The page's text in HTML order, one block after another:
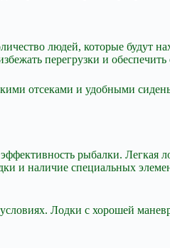
людей, которые будут
перегрузки и обеспечить
отсеками и удобными
рыбалки. Легкая
и наличие специальных
Лодки с хорошей